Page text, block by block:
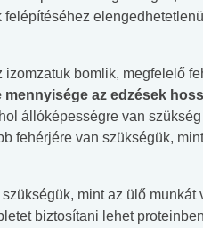
izomzatuk bomlik, megfelelő
mennyisége az edzések
állóképességre van
fehérjére van szükségük,
mint az ülő munkát
biztosítani lehet